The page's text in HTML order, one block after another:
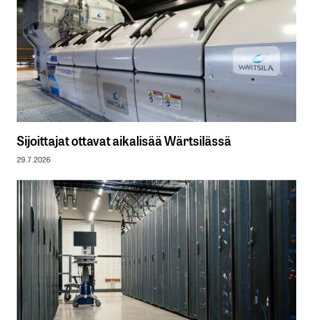
Sijoittajat ottavat aikalisää Wärtsilässä
29.7.2026